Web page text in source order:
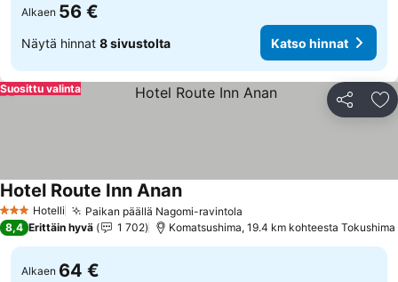
Alkaen 56 €
Näytä hinnat 8 sivustolta Katso hinnat
Jaa
Suosittu valinta
3 Tähtiluokitus
Hotelli Paikan päällä Nagomi-ravintola
Hotel Route Inn Anan
8,4 Erittäin hyvä 1 702 Komatsushima, 19.4 km kohteesta Tokushima
Alkaen 64 €